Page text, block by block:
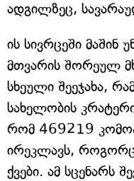
ადგილზეც,
ის სივრცეში
მთვარის შორეულ
სხეული შეეჯახა,
სახელობის
რომ 469219
ირეკლავს,
ქვები. ამ სცენარს